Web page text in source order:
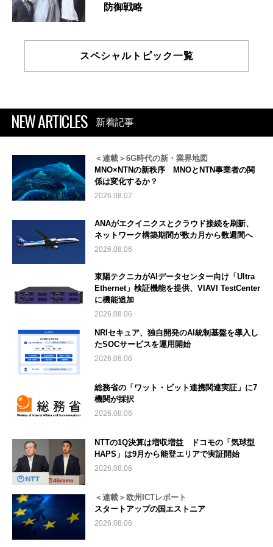
防御戦略
スペシャルトピック一覧
NEW ARTICLES 新着記事
＜連載＞6G時代の新・業界地図
MNO×NTNの新秩序 MNOとNTN事業者の関
係は変化するか？
2026.08.07
ANAがエクイニクスとクラウド接続を刷新、
ネットワーク構築期間が数カ月から数週間へ
2026.08.06
東陽テクニカがAIデータセンター向け「Ultra
Ethernet」検証機能を提供、VIAVI TestCenter
に機能追加
2026.08.06
NRIセキュア、独自開発のAI統制基盤を導入し
たSOCサービスを運用開始
2026.08.06
総務省の「ワット・ビット連携関連実証」に7
機関が採択
2026.08.06
NTTの1Q決算は増収増益 ドコモの「気球型
HAPS」は9月から能登エリアで実証開始
2026.08.06
＜連載＞欧州ICTレポート
スタートアップの国エストニア
2026.08.06